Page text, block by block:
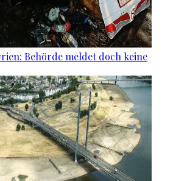
Behörde meldet doch keine